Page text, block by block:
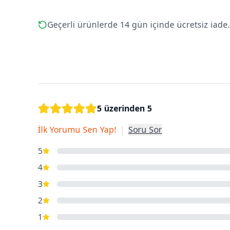
Geçerli ürünlerde 14 gün içinde ücretsiz iade.
5 üzerinden 5
İlk Yorumu Sen Yap! | Soru Sor
5
4
3
2
1